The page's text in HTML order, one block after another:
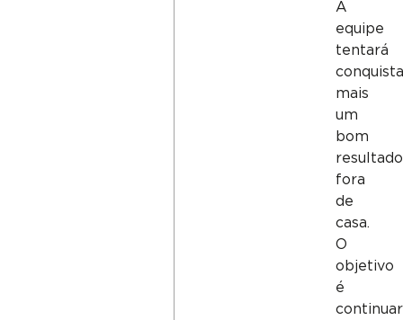
A
equipe
tentará
mais
um
bom
resultado
fora
de
casa.
O
objetivo
é
continuar